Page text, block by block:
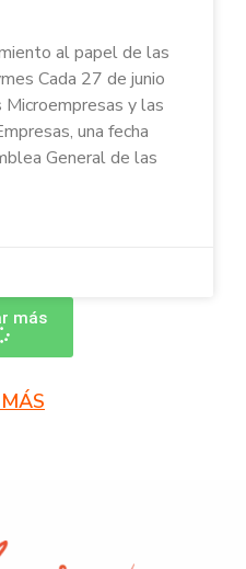
al papel de las
Cada 27 de junio
y las
una fecha
General de las
más